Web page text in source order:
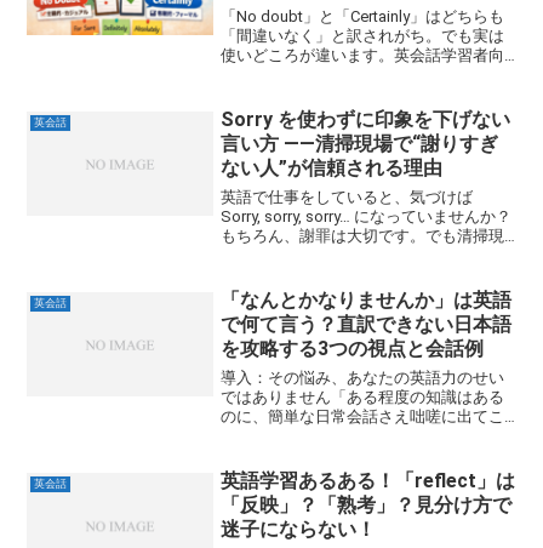
「No doubt」と「Certainly」はどちらも
「間違いなく」と訳されがち。でも実は
使いどころが違います。英会話学習者向
英会話
Sorry を使わずに印象を下げない
言い方 ――清掃現場で“謝りすぎ
ない人”が信頼される理由
英語で仕事をしていると、気づけば
Sorry, sorry, sorry… になっていませんか？
もちろん、謝罪は大切です。でも清掃現
さそう」 「任せて大丈夫かな？」 ...
英会話
「なんとかなりませんか」は英語
で何て言う？直訳できない日本語
を攻略する3つの視点と会話例
導入：その悩み、あなたの英語力のせい
ではありません「ある程度の知識はある
のに、簡単な日常会話さえ咄嗟に出てこ
なく、**「日本語特有の便利なフレーズ
をそのまま訳そうとし...
英会話
英語学習あるある！「reflect」は
「反映」？「熟考」？見分け方で
迷子にならない！